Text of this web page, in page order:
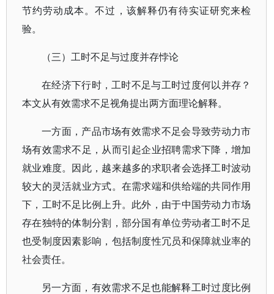
节约劳动成本。不过，该解释仍有待实证研究来检
验。
（三）工时不足与过度并存悖论
在经济下行时，工时不足与工时过度何以并存？
本文从有效需求不足视角提出两方面理论解释。
一方面，产品市场有效需求不足会导致劳动力市
场有效需求不足，从而引起企业招聘需求下降，增加
就业难度。因此，越来越多的求职者会选择工时波动
较大的灵活就业方式。在需求端和供给端的共同作用
下，工时不足比例上升。此外，由于中国劳动力市场
存在独特的体制分割，部分国有单位劳动者工时不足
也受制度因素影响，包括制度性冗员和保障就业率的
社会责任。
另一方面，有效需求不足也能解释工时过度比例